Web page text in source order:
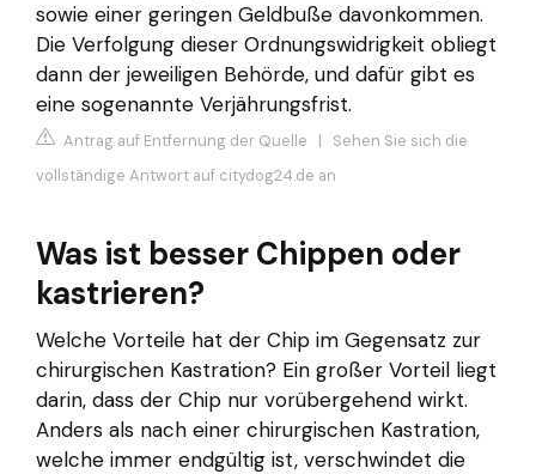
sowie einer geringen Geldbuße davonkommen.
Die Verfolgung dieser Ordnungswidrigkeit obliegt
dann der jeweiligen Behörde, und dafür gibt es
eine sogenannte Verjährungsfrist.
Antrag auf Entfernung der Quelle | Sehen Sie sich die
vollständige Antwort auf citydog24.de an
Was ist besser Chippen oder
kastrieren?
Welche Vorteile hat der Chip im Gegensatz zur
chirurgischen Kastration? Ein großer Vorteil liegt
darin, dass der Chip nur vorübergehend wirkt.
Anders als nach einer chirurgischen Kastration,
welche immer endgültig ist, verschwindet die